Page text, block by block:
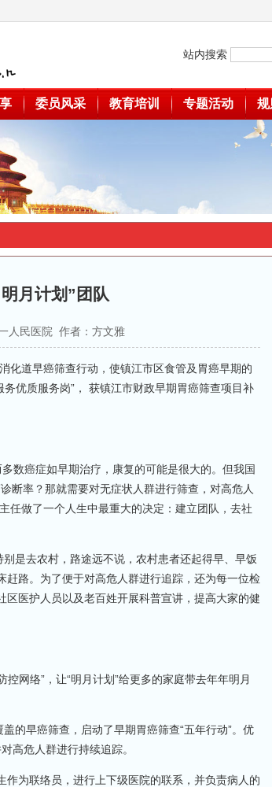
站内搜索
委员风采 教育培训 专题活动 规
月计划”团队
人民医院 作者：方文雅
化道早癌筛查行动，使镇江市区食管及胃癌早期的
优质服务岗”， 获镇江市财政早期胃癌筛查项目补
数癌症如早期治疗，康复的可能是很大的。但我国
断率？那就需要对无症状人群进行筛查，对高危人
任做了一个人生中最重大的决定：建立团队，去社
是去农村，路途远不说，农村患者还起得早、早饭
路。为了便于对高危人群进行追踪，还为每一位检
医护人员以及老百姓开展科普宣讲，提高大家的健
网络”，让“明月计划”给更多的家庭带去年年明月
的早癌筛查，启动了早期胃癌筛查“五年行动”。优
高危人群进行持续追踪。
作为联络员，进行上下级医院的联系，并负责病人的